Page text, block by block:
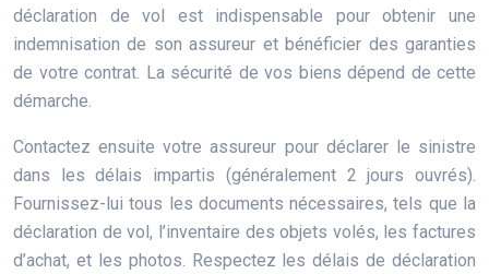
déclaration de vol est indispensable pour obtenir une
indemnisation de son assureur et bénéficier des garanties
de votre contrat. La sécurité de vos biens dépend de cette
démarche.
Contactez ensuite votre assureur pour déclarer le sinistre
dans les délais impartis (généralement 2 jours ouvrés).
Fournissez-lui tous les documents nécessaires, tels que la
déclaration de vol, l’inventaire des objets volés, les factures
d’achat, et les photos. Respectez les délais de déclaration